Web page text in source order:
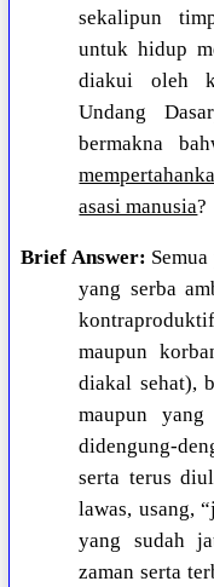
sekalipun
untuk hidup
diakui oleh
Undang
bermakna
asasi manusia?
Brief Answer:
yang serba
maupun
diakal sehat),
maupun
didengung-
serta terus
lawas, usang,
yang sudah
zaman serta